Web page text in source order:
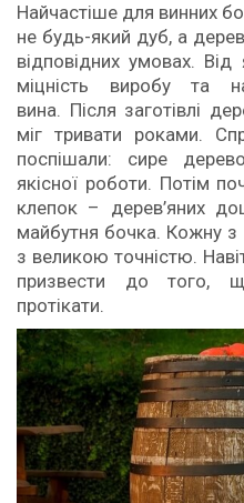
Найчастіше для винних
не будь-який дуб, а
відповідних умовах.
міцність виробу та
вина. Після заготівлі
міг тривати роками.
поспішали: сире
якісної роботи. Потім
клепок – дерев’яних
майбутня бочка. Кожну з
з великою точністю.
призвести до того,
протікати.